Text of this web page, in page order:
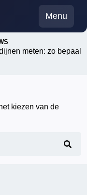
Menu
zo bepaal je de
kiezen van de